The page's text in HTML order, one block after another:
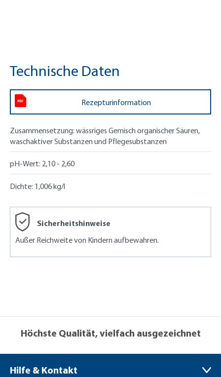
Technische Daten
Rezepturinformation
Zusammensetzung: wässriges Gemisch organischer Säuren,
waschaktiver Substanzen und Pflegesubstanzen
pH-Wert: 2,10 - 2,60
Dichte: 1,006 kg/l
Sicherheitshinweise
Außer Reichweite von Kindern aufbewahren.
Höchste Qualität, vielfach ausgezeichnet
Hilfe & Kontakt